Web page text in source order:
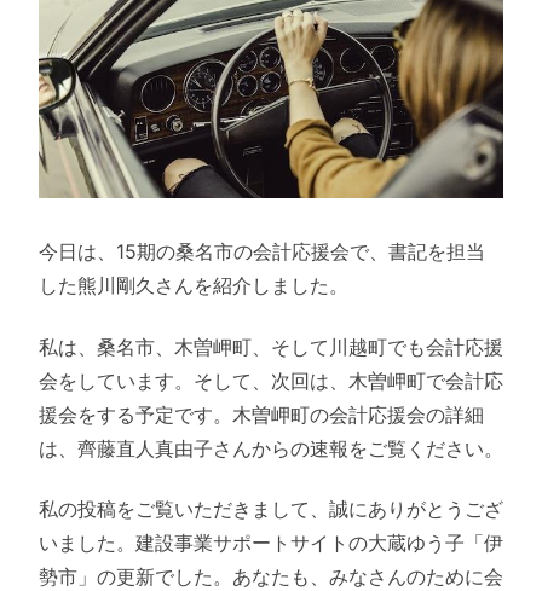
今日は、15期の桑名市の会計応援会で、書記を担当
した熊川剛久さんを紹介しました。
私は、桑名市、木曽岬町、そして川越町でも会計応援
会をしています。そして、次回は、木曽岬町で会計応
援会をする予定です。木曽岬町の会計応援会の詳細
は、齊藤直人真由子さんからの速報をご覧ください。
私の投稿をご覧いただきまして、誠にありがとうござ
いました。建設事業サポートサイトの大蔵ゆう子「伊
勢市」の更新でした。あなたも、みなさんのために会